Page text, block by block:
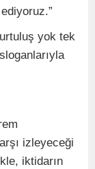
yok tek
izleyeceği
iktidarın